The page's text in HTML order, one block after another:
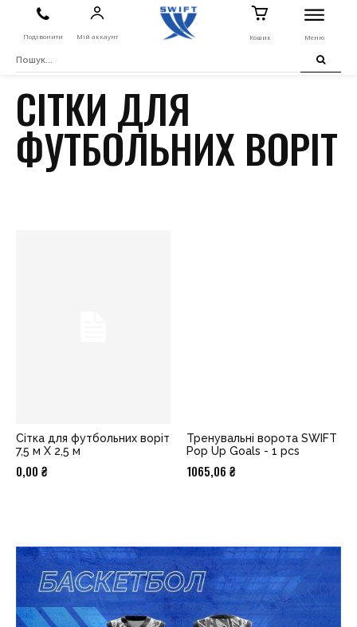
Подзвонити Мій аккаунт Кошик Меню
СІТКИ ДЛЯ
ФУТБОЛЬНИХ ВОРІТ
Сітка для футбольних воріт
7,5 м Х 2,5 м
0,00 ₴
Тренувальні ворота SWIFT
Pop Up Goals - 1 pcs
1065,06 ₴